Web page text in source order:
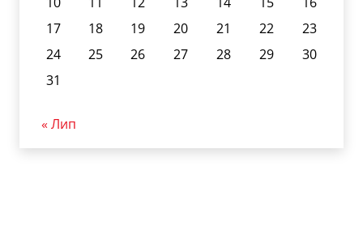
17
18 19 20 21 22
23
24
25 26 27 28 29
30
31
« Лип